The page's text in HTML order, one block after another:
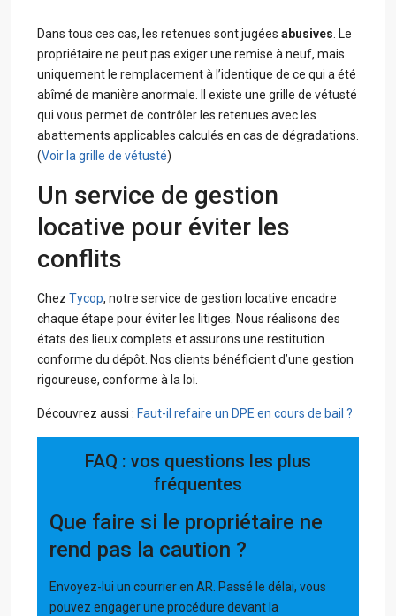
Dans tous ces cas, les retenues sont jugées abusives. Le
propriétaire ne peut pas exiger une remise à neuf, mais
uniquement le remplacement à l’identique de ce qui a été
abîmé de manière anormale. Il existe une grille de vétusté
qui vous permet de contrôler les retenues avec les
abattements applicables calculés en cas de dégradations.
(Voir la grille de vétusté)
Un service de gestion
locative pour éviter les
conflits
Chez Tycop, notre service de gestion locative encadre
chaque étape pour éviter les litiges. Nous réalisons des
états des lieux complets et assurons une restitution
conforme du dépôt. Nos clients bénéficient d’une gestion
rigoureuse, conforme à la loi.
Découvrez aussi : Faut-il refaire un DPE en cours de bail ?
FAQ : vos questions les plus
fréquentes
Que faire si le propriétaire ne
rend pas la caution ?
Envoyez-lui un courrier en AR. Passé le délai, vous
pouvez engager une procédure devant la